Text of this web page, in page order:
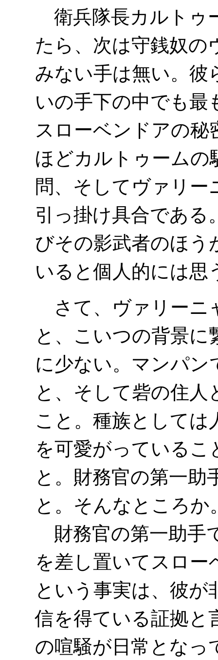
衛兵隊長カルトゥ
たら、次は守銭奴の
みない手は無い。彼
いの手下の中でも最
スローベンドアの
ほどカルトゥームの
問、そしてヴァリー
引っ掛け具合である
びその影武者のほう
いると個人的には思
さて、ヴァリーニ
と、こいつの背景
に少ない。マンパ
と、そして砦の住
こと。種族としては
を可愛がっているこ
と。財務官の第一
と。そんなところか
財務官の第一助手
を差し置いてスロ
という事実は、彼が
信を得ている証拠と
の喧騒が日常となっ